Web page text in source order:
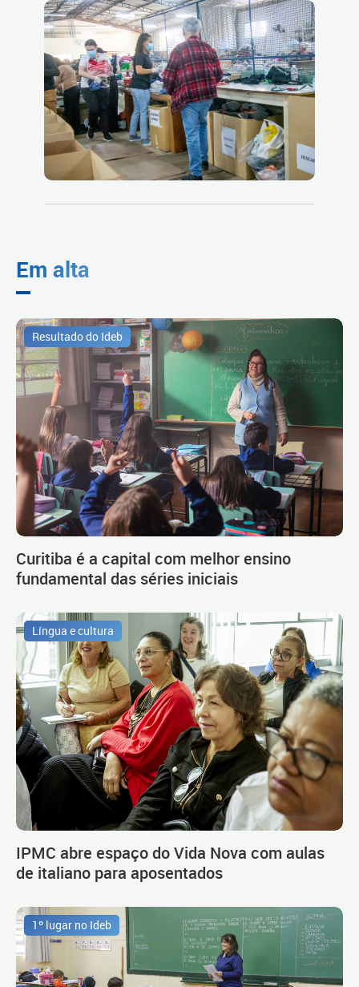
Em alta
Resultado do Ideb
Curitiba é a capital com melhor ensino
fundamental das séries iniciais
Língua e cultura
IPMC abre espaço do Vida Nova com aulas
de italiano para aposentados
1º lugar no Ideb